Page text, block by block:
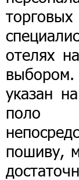
отелях
указан
поло
пошиву,